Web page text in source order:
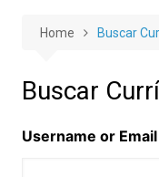
Home Buscar
Buscar
Username or Email